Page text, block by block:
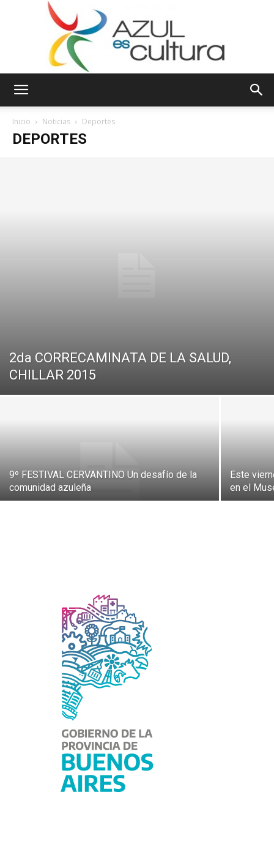
Inicio Noticias Deportes
DEPORTES
2da CORRECAMINATA DE LA SALUD,
CHILLAR 2015
9º FESTIVAL CERVANTINO Un desafío de la
comunidad azuleña
Este
en el